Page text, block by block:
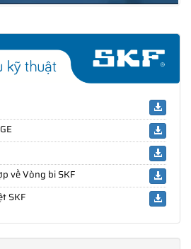
về Vòng bi SKF
SKF